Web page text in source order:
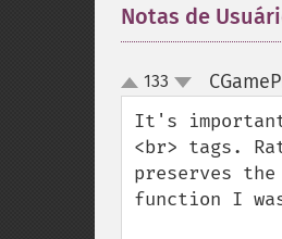
Notas de
up
down
133
It's important
<br> tags.
preserves
function I